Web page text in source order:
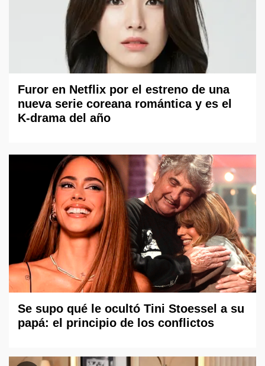
Furor en Netflix por el estreno de una
nueva serie coreana romántica y es el
K-drama del año
Se supo qué le ocultó Tini Stoessel a su
papá: el principio de los conflictos